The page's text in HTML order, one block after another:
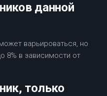
данной
варьироваться, но
8% в зависимости от
только